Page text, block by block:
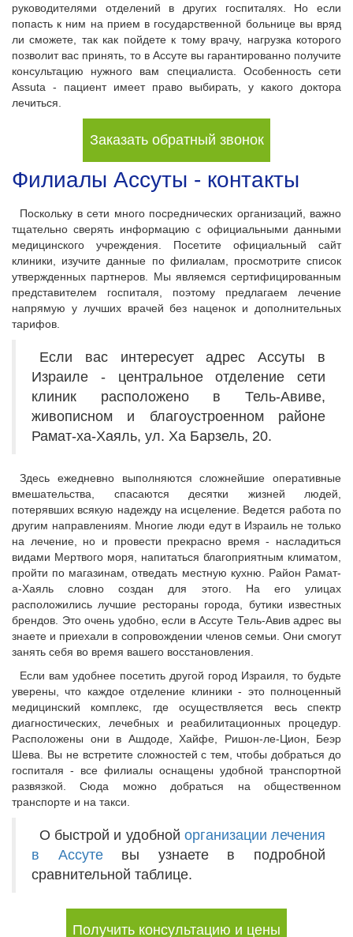
руководителями отделений в других госпиталях. Но если
попасть к ним на прием в государственной больнице вы вряд
ли сможете, так как пойдете к тому врачу, нагрузка которого
позволит вас принять, то в Ассуте вы гарантированно получите
консультацию нужного вам специалиста. Особенность сети
Assuta - пациент имеет право выбирать, у какого доктора
лечиться.
Заказать обратный звонок
Филиалы Ассуты - контакты
Поскольку в сети много посреднических организаций, важно
тщательно сверять информацию с официальными данными
медицинского учреждения. Посетите официальный сайт
клиники, изучите данные по филиалам, просмотрите список
утвержденных партнеров. Мы являемся сертифицированным
представителем госпиталя, поэтому предлагаем лечение
напрямую у лучших врачей без наценок и дополнительных
тарифов.
Если вас интересует адрес Ассуты в
Израиле - центральное отделение сети
клиник расположено в Тель-Авиве,
живописном и благоустроенном районе
Рамат-ха-Хаяль, ул. Ха Барзель, 20.
Здесь ежедневно выполняются сложнейшие оперативные
вмешательства, спасаются десятки жизней людей,
потерявших всякую надежду на исцеление. Ведется работа по
другим направлениям. Многие люди едут в Израиль не только
на лечение, но и провести прекрасно время - насладиться
видами Мертвого моря, напитаться благоприятным климатом,
пройти по магазинам, отведать местную кухню. Район Рамат-
а-Хаяль словно создан для этого. На его улицах
расположились лучшие рестораны города, бутики известных
брендов. Это очень удобно, если в Ассуте Тель-Авив адрес вы
знаете и приехали в сопровождении членов семьи. Они смогут
занять себя во время вашего восстановления.
Если вам удобнее посетить другой город Израиля, то будьте
уверены, что каждое отделение клиники - это полноценный
медицинский комплекс, где осуществляется весь спектр
диагностических, лечебных и реабилитационных процедур.
Расположены они в Ашдоде, Хайфе, Ришон-ле-Цион, Беэр
Шева. Вы не встретите сложностей с тем, чтобы добраться до
госпиталя - все филиалы оснащены удобной транспортной
развязкой. Сюда можно добраться на общественном
транспорте и на такси.
О быстрой и удобной организации лечения
в Ассутевы узнаете в подробной
сравнительной таблице.
Получить консультацию и цены